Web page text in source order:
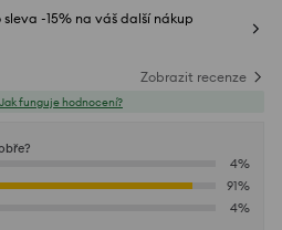
-15% na váš další nákup
Zobrazit recenze
Jak funguje hodnocení?
4%
91%
4%